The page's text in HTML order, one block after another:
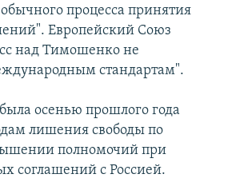
процесса принятия
Европейский Союз
над Тимошенко не
стандартам".
осенью прошлого года
лишения свободы по
полномочий при
соглашений с Россией.